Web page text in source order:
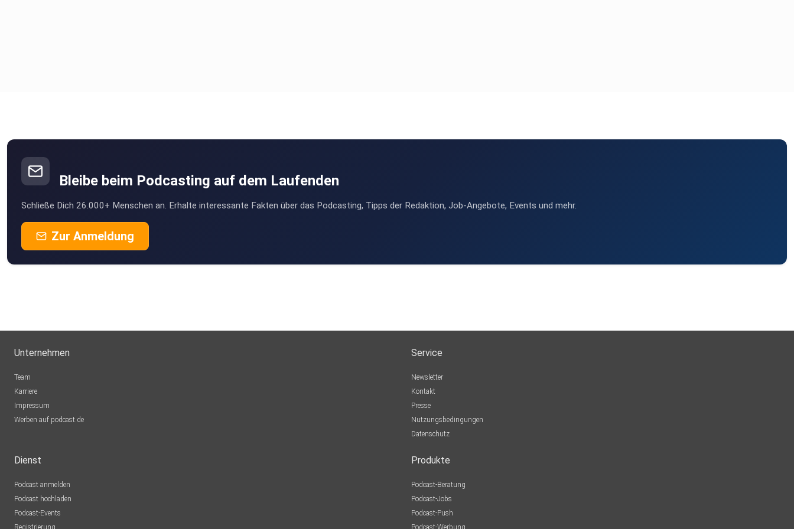
Bleibe beim Podcasting auf dem Laufenden
Schließe Dich 26.000+ Menschen an. Erhalte interessante Fakten über das Podcasting, Tipps der Redaktion, Job-Angebote, Events und mehr.
Zur Anmeldung
Unternehmen
Team
Karriere
Impressum
Werben auf podcast.de
Service
Newsletter
Kontakt
Presse
Nutzungsbedingungen
Datenschutz
Dienst
Podcast anmelden
Podcast hochladen
Podcast-Events
Registrierung
Produkte
Podcast-Beratung
Podcast-Jobs
Podcast-Push
Podcast-Werbung